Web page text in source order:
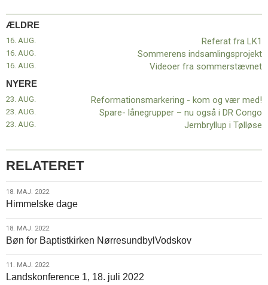
Kontakt
Næste
indlæg:
Reformationsmarkering
kom
og
vær
med!Forrige
Referat
fra
ÆLDRE
16. AUG. Referat fra LK1
16. AUG. Sommerens indsamlingsprojekt
16. AUG. Videoer fra sommerstævnet
NYERE
Reformationsmarkering - kom og vær med!
23. AUG.
Spare- lånegrupper – nu også i DR Congo
23. AUG.
Jernbryllup i Tølløse
23. AUG.
RELATERET
18.
maj.
2022
18. MAJ. 2022
Himmelske dage
18.
maj.
2022
18. MAJ. 2022
Bøn for Baptistkirken NørresundbylVodskov
11.
maj.
11. MAJ. 2022
Landskonference 1, 18. juli 2022